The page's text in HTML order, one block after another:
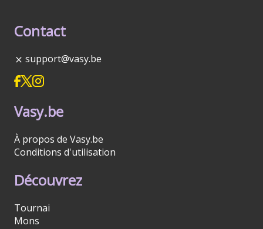
Contact
support@vasy.be
Vasy.be
À propos de Vasy.be
Conditions d'utilisation
Découvrez
Tournai
Mons